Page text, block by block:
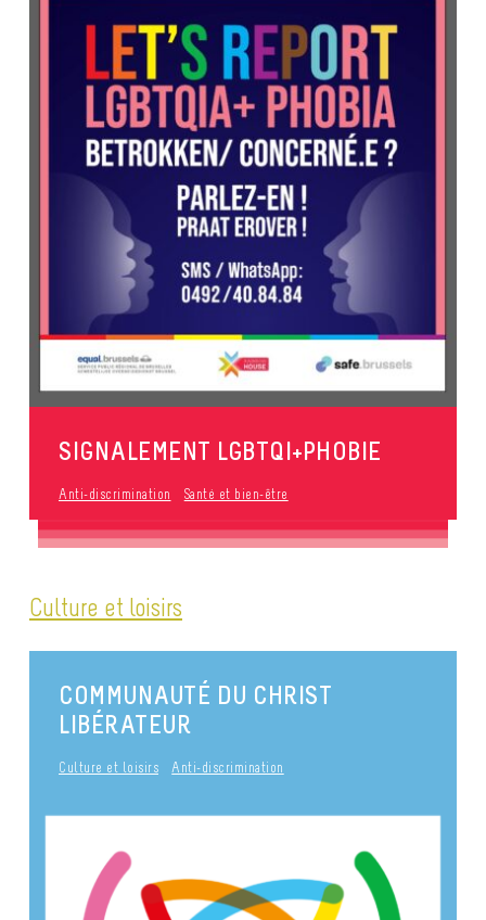
SIGNALEMENT LGBTQI+PHOBIE
Anti-discrimination Santé et bien-être
Culture et loisirs
COMMUNAUTÉ DU CHRIST
LIBÉRATEUR
Culture et loisirs Anti-discrimination